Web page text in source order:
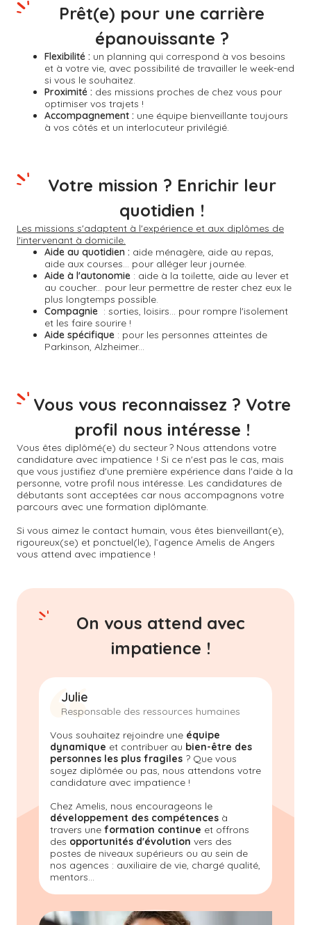
Flexibilité : un planning qui correspond à vos besoins
et à votre vie, avec possibilité de travailler le week-end
si vous le souhaitez.
Proximité : des missions proches de chez vous pour
optimiser vos trajets !
Accompagnement : une équipe bienveillante toujours
à vos côtés et un interlocuteur privilégié.
Prêt(e) pour une carrière
épanouissante ?
Les missions s'adaptent à l'expérience et aux diplômes de
l'intervenant à domicile.
Aide au quotidien : aide ménagère, aide au repas,
aide aux courses... pour alléger leur journée.
Aide à l'autonomie : aide à la toilette, aide au lever et
au coucher... pour leur permettre de rester chez eux le
plus longtemps possible.
Compagnie : sorties, loisirs... pour rompre l'isolement
et les faire sourire !
Aide spécifique : pour les personnes atteintes de
Parkinson, Alzheimer...
Votre mission ? Enrichir leur
quotidien !
Vous êtes diplômé(e) du secteur ? Nous attendons votre
candidature avec impatience ! Si ce n'est pas le cas, mais
que vous justifiez d'une première expérience dans l'aide à la
personne, votre profil nous intéresse. Les candidatures de
débutants sont acceptées car nous accompagnons votre
parcours avec une formation diplômante.
Si vous aimez le contact humain, vous êtes bienveillant(e),
rigoureux(se) et ponctuel(le), l’agence Amelis de Angers
vous attend avec impatience !
Vous vous reconnaissez ? Votre
profil nous intéresse !
On vous attend avec
impatience !
Julie
Responsable des ressources humaines
Vous souhaitez rejoindre une équipe
dynamique et contribuer au bien-être des
personnes les plus fragiles ? Que vous
soyez diplômée ou pas, nous attendons votre
candidature avec impatience !
Chez Amelis, nous encourageons le
développement des compétences à
travers une formation continue et offrons
des opportunités d'évolution vers des
postes de niveaux supérieurs ou au sein de
nos agences : auxiliaire de vie, chargé qualité,
mentors...